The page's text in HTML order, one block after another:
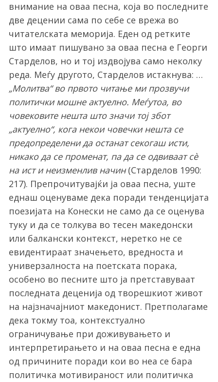
внимание на оваа песна, која во последните
две децении сама по себе се врежа во
читателската меморија. Еден од ретките
што имаат пишувано за оваа песна е Георги
Старделов, но и тој издвојува само неколку
реда. Меѓу другото, Старделов истакнува: …
„Молитва“ во првото читање ми прозвучи
политички мошне актуелно. Меѓутоа, во
човековите нешта што значи тој збот
„актуелно“, кога некои човечки нешта се
предопределени да останат секогаш исти,
никако да се променат, па да се одвиваат сè
на ист и неизменлив начин(Старделов 1990:
217). Препрочитувајќи ја оваа песна, уште
еднаш оценуваме дека поради тенденцијата
поезијата на Конески не само да се оценува
туку и да се толкува во тесен македонски
или балкански контекст, неретко не се
евидентираат значењето, вредноста и
универзалноста на поетската порака,
особено во песните што ја претставуваат
последната деценија од творешкиот живот
на најзначајниот македонист. Претполагаме
дека токму тоа, контекстуално
ограничување при доживувањето и
интерпретирањето и на оваа песна е една
од причините поради кои во неа се бара
политичка мотивираност или политичка